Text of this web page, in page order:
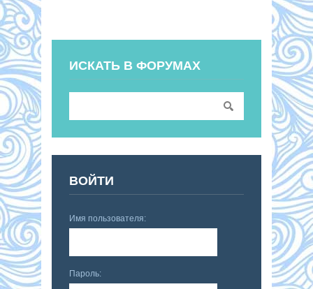
ИСКАТЬ В ФОРУМАХ
ВОЙТИ
Имя пользователя:
Пароль: